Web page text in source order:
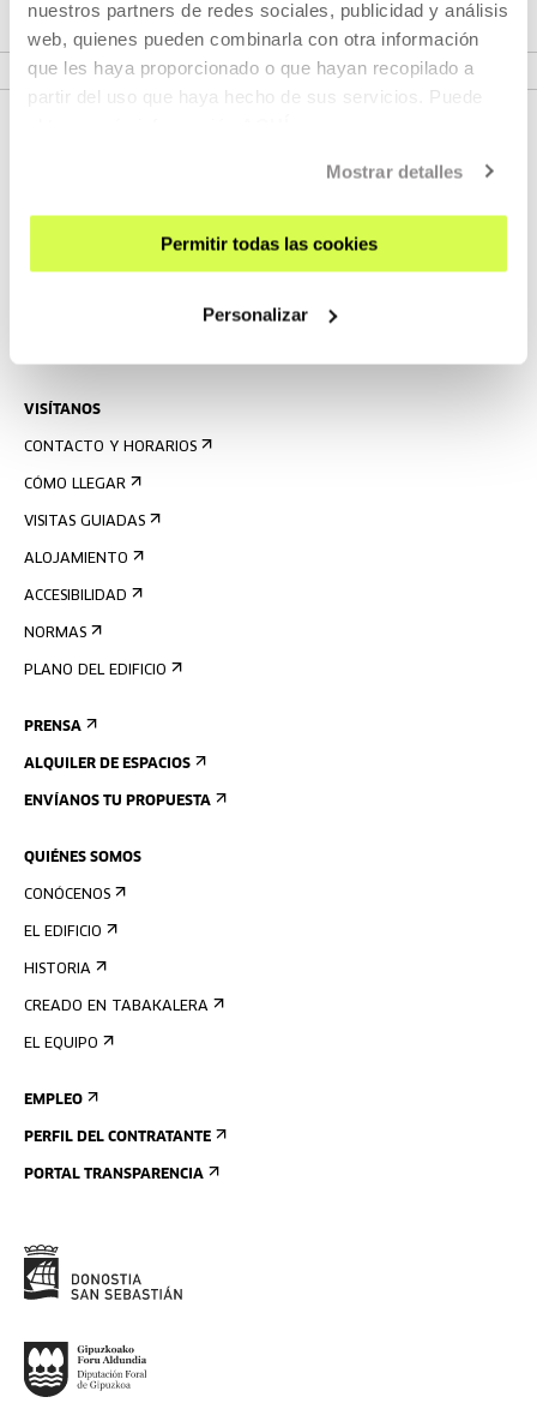
nuestros partners de redes sociales, publicidad y análisis
web, quienes pueden combinarla con otra información
que les haya proporcionado o que hayan recopilado a
partir del uso que haya hecho de sus servicios. Puede
Mostrar detalles
Permitir todas las cookies
Personalizar
VER PROYECTO
VISÍTANOS
CONTACTO Y HORARIOS
CÓMO LLEGAR
VISITAS GUIADAS
ALOJAMIENTO
ACCESIBILIDAD
NORMAS
PLANO DEL EDIFICIO
PRENSA
ALQUILER DE ESPACIOS
ENVÍANOS TU PROPUESTA
QUIÉNES SOMOS
CONÓCENOS
EL EDIFICIO
HISTORIA
CREADO EN TABAKALERA
EL EQUIPO
EMPLEO
PERFIL DEL CONTRATANTE
PORTAL TRANSPARENCIA